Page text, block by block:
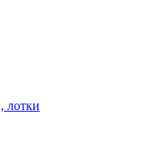
лотки